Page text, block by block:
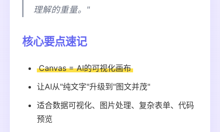
理解的重量。"
核心要点速记
Canvas = AI的可视化画布
让AI从"纯文字"升级到"图文并茂"
适合数据可视化、图片处理、复杂表单、代码
预览